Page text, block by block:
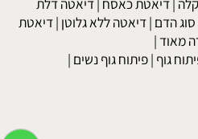
|דיאטת כאסח |דיאטה דלת
הדם|דיאטה ללא גלוטן
מאוד|